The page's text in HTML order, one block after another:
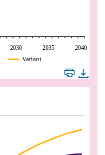
Variant
2030 2035 2040